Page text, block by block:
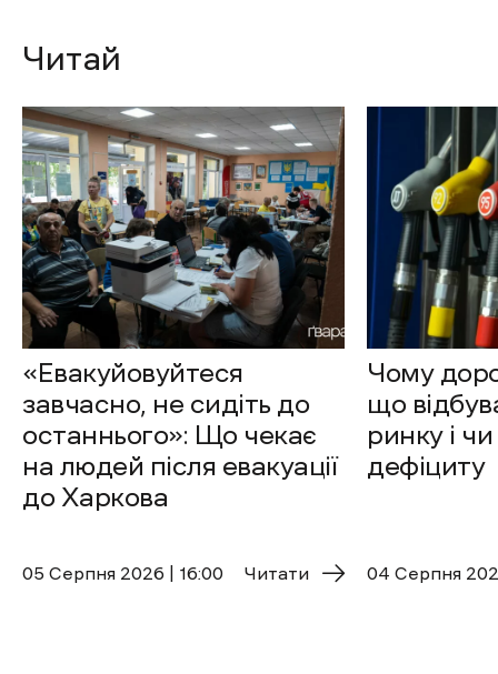
Читай
«Евакуйовуйтеся
завчасно, не сидіть до
останнього»: Що чекає
на людей після евакуації
до Харкова
05 Cерпня 2026 | 16:00 Читати
Чому
що
ринку і
дефіциту
04 Cерпня